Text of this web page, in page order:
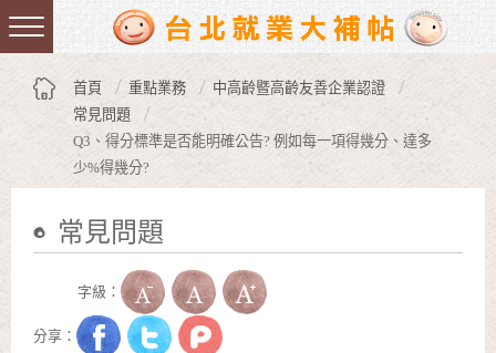
跳到主要內容區塊
:::
首頁 重點業務
中高齡暨高齡友善企業認證
常見問題
Q3、得分標準是否能明確公告? 例如每一項得幾分、達多
少%得幾分?
常見問題
字級：
分享：